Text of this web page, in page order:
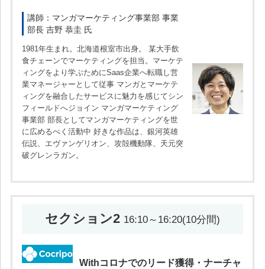
講師：マンガマーケティング事業部 事業
部長 吉野 恭圭 氏
1981年生まれ。北海道根室市出身。 某大手飲
食チェーンでマーケティングを担当。マーケテ
ィングをより学ぶためにSaas企業へ転職し営
業マネージャーとして従事 マンガとマーケテ
ィングを融合したサービスに魅力を感じてシン
フィールドへジョイン マンガマーケティング
事業部 部長としてマンガマーケティングを世
に広めるべく活動中 好きな作品は、銀河英雄
伝説、エヴァンゲリオン、攻殻機動隊、天元突
破グレンラガン。
セクション2 16:10～16:20(10分間)
Withコロナでのリード獲得・ナーチャ